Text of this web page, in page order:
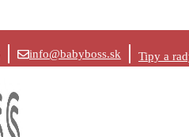
info@babyboss.sk Tipy a